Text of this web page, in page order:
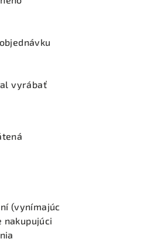
vyrábať
(vynímajúc
nakupujúci